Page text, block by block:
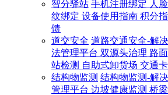
智分驿站 手机注册绑定 人
纹绑定 设备使用指南 积分
馈
道交安全 道路交通安全-解
法管理平台 双源头治理 路
站检测 自助式卸货场 交通
结构物监测 结构物监测-解
管理平台 边坡健康监测 桥